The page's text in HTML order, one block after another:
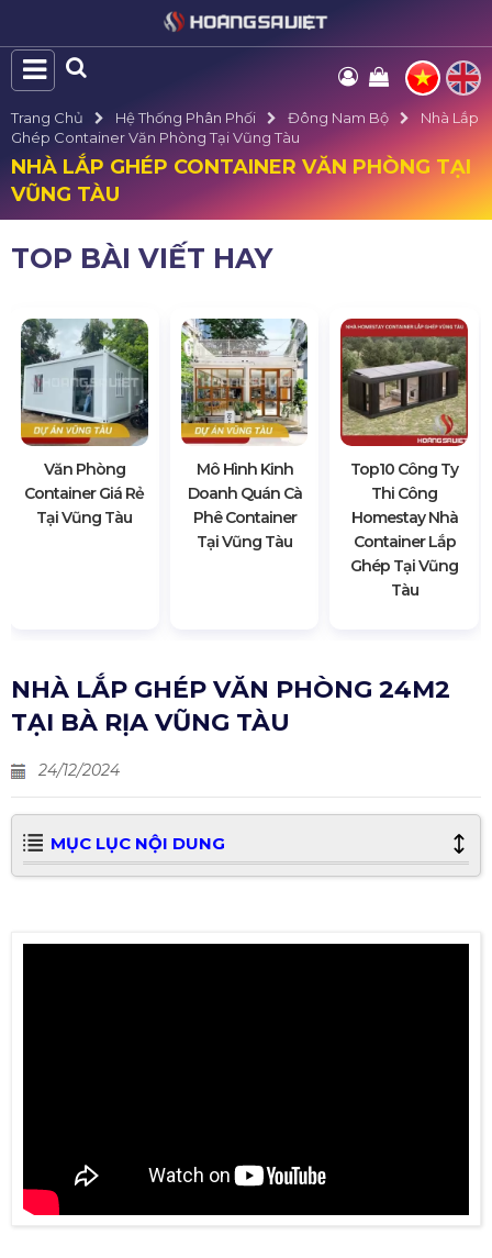
Trang Chủ Hệ Thống Phân Phối Đông Nam Bộ
Nhà Lắp
Ghép Container Văn Phòng Tại Vũng Tàu
NHÀ LẮP GHÉP CONTAINER VĂN PHÒNG TẠI
VŨNG TÀU
TOP BÀI VIẾT HAY
Văn Phòng
Container Giá Rẻ
Tại Vũng Tàu
Mô Hình Kinh
Doanh Quán Cà
Phê Container
Tại Vũng Tàu
Top10 Công Ty
Thi Công
Homestay Nhà
Container Lắp
Ghép Tại Vũng
Tàu
NHÀ LẮP GHÉP VĂN PHÒNG 24M2
TẠI BÀ RỊA VŨNG TÀU
24/12/2024
MỤC LỤC NỘI DUNG